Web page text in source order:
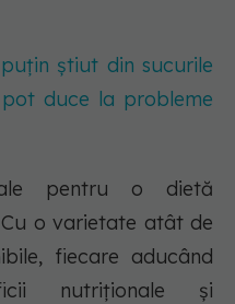
știut din sucurile
duce la probleme
pentru o dietă
o varietate atât de
fiecare aducând
nutriționale și